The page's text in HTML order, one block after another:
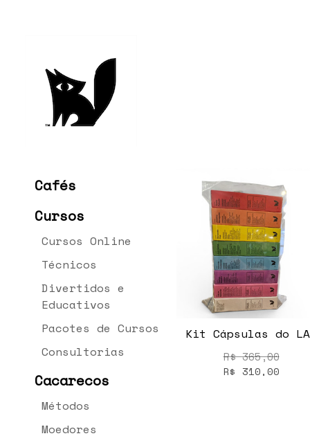
Cafés
Cursos
Cursos Online
Técnicos
Divertidos e
Educativos
Pacotes de Cursos
Consultorias
Cacarecos
Métodos
Moedores
Kit Cápsulas do
R$365,00
R$ 310,00